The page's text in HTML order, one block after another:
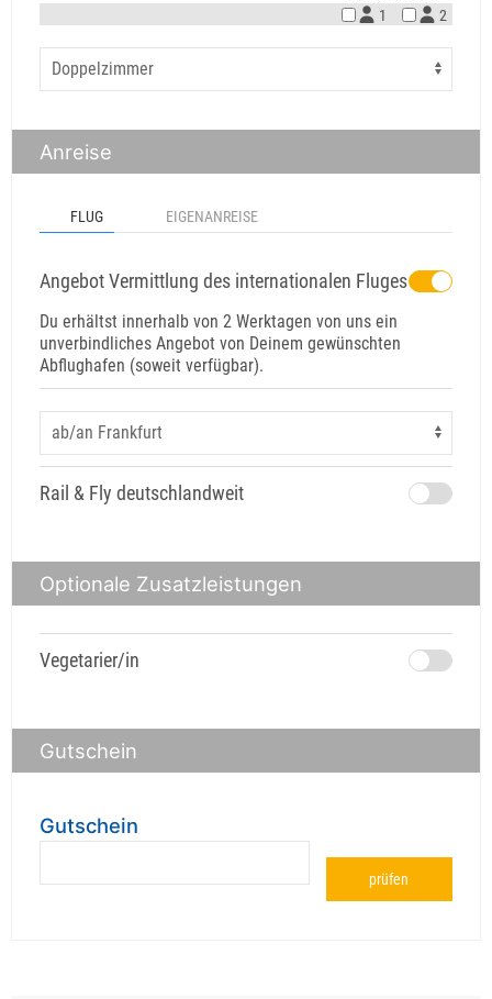
1 2
Anreise
FLUG EIGENANREISE
Angebot Vermittlung des internationalen Fluges
Du erhältst innerhalb von 2 Werktagen von uns ein
unverbindliches Angebot von Deinem gewünschten
Abflughafen (soweit verfügbar).
Rail & Fly deutschlandweit
Optionale Zusatzleistungen
Vegetarier/in
Gutschein
Gutschein
prüfen